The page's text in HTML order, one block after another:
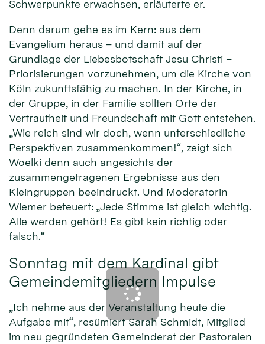
Schwerpunkte erwachsen, erläuterte er.
Denn darum gehe es im Kern: aus dem
Evangelium heraus – und damit auf der
Grundlage der Liebesbotschaft Jesu Christi –
Priorisierungen vorzunehmen, um die Kirche von
Köln zukunftsfähig zu machen. In der Kirche, in
der Gruppe, in der Familie sollten Orte der
Vertrautheit und Freundschaft mit Gott entstehen.
„Wie reich sind wir doch, wenn unterschiedliche
Perspektiven zusammenkommen!“, zeigt sich
Woelki denn auch angesichts der
zusammengetragenen Ergebnisse aus den
Kleingruppen beeindruckt. Und Moderatorin
Wiemer beteuert: „Jede Stimme ist gleich wichtig.
Alle werden gehört! Es gibt kein richtig oder
falsch.“
Sonntag mit dem Kardinal gibt
Gemeindemitgliedern Impulse
„Ich nehme aus der Veranstaltung heute die
Aufgabe mit“, resümiert Sarah Schmidt, Mitglied
im neu gegründeten Gemeinderat der Pastoralen